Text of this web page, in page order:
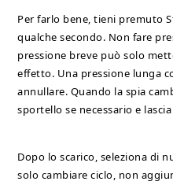
Per farlo bene, tieni premuto
qualche secondo. Non fare
pressione breve può solo
effetto. Una pressione lunga
annullare. Quando la spia
sportello se necessario e
Dopo lo scarico, seleziona di
solo cambiare ciclo, non